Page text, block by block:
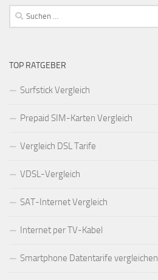
Suchen
nach:
TOP RATGEBER
Surfstick Vergleich
Prepaid SIM-Karten Vergleich
Vergleich DSL Tarife
VDSL-Vergleich
SAT-Internet Vergleich
Internet per TV-Kabel
Smartphone Datentarife vergleichen